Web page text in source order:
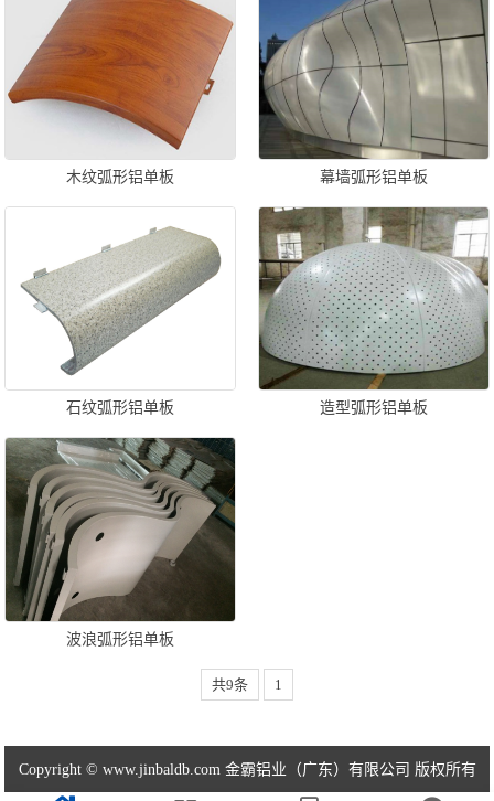
木纹弧形铝单板 幕墙弧形铝单板
石纹弧形铝单板 造型弧形铝单板
波浪弧形铝单板
共9条 1
Copyright © www.jinbaldb.com 金霸铝业（广东）有限公司 版权所有